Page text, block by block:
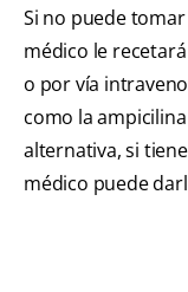
Si no puede
médico le
o por vía
como la
alternativa, si
médico puede